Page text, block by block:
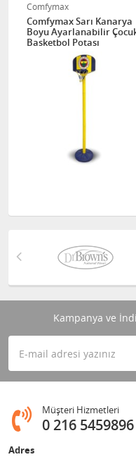
Comfymax
Comfymax Sarı Kanarya
Boyu Ayarlanabilir
Basketbol Potası
Kampanya ve
Müşteri Hizmetleri
0 216 5459896
Adres